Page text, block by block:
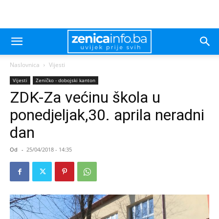
Naslovnica Vijesti
Vijesti Zeničko - dobojski kanton
ZDK-Za većinu škola u
ponedjeljak,30. aprila neradni
dan
Od - 25/04/2018 - 14:35